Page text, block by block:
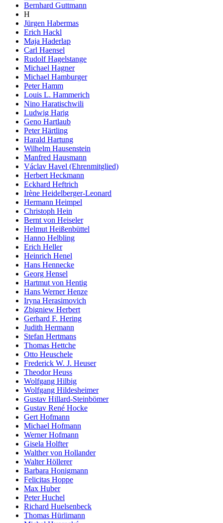
Bernhard Guttmann
H
Jürgen Habermas
Erich Hackl
Maja Haderlap
Carl Haensel
Rudolf Hagelstange
Michael Hagner
Michael Hamburger
Peter Hamm
Louis L. Hammerich
Nino Haratischwili
Ludwig Harig
Geno Hartlaub
Peter Härtling
Harald Hartung
Wilhelm Hausenstein
Manfred Hausmann
Václav Havel (Ehrenmitglied)
Herbert Heckmann
Eckhard Heftrich
Irène Heidelberger-Leonard
Hermann Heimpel
Christoph Hein
Bernt von Heiseler
Helmut Heißenbüttel
Hanno Helbling
Erich Heller
Heinrich Henel
Hans Hennecke
Georg Hensel
Hartmut von Hentig
Hans Werner Henze
Iryna Herasimovich
Zbigniew Herbert
Gerhard F. Hering
Judith Hermann
Stefan Hertmans
Thomas Hettche
Otto Heuschele
Frederick W. J. Heuser
Theodor Heuss
Wolfgang Hilbig
Wolfgang Hildesheimer
Gustav Hillard-Steinbömer
Gustav René Hocke
Gert Hofmann
Michael Hofmann
Werner Hofmann
Gisela Holfter
Walther von Hollander
Walter Höllerer
Barbara Honigmann
Felicitas Hoppe
Max Huber
Peter Huchel
Richard Huelsenbeck
Thomas Hürlimann